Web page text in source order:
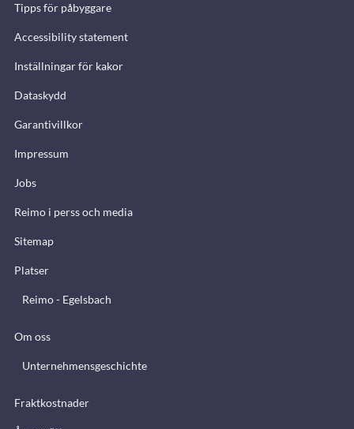
Tipps för påbyggare
Accessibility statement
Inställningar för kakor
Dataskydd
Garantivillkor
Impressum
Jobs
Reimo i perss och media
Sitemap
Platser
Reimo - Egelsbach
Om oss
Unternehmensgeschichte
Fraktkostnader